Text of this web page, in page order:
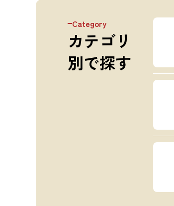
得ている リピーターの多いこだわり派必見の
ブランドです。 日本国内のメーカー管理のも
と、中国の工場で生産されているので、 高品
質＆リーズナブルな価格を実現しています。
上質のオープンエンド糸を使用しているマック
スウエイトTシャツ。 オープンエンドのアメリ
カンな風合いを残しつつ、高品質。 とてもし
Category
カテゴリ
別で探す